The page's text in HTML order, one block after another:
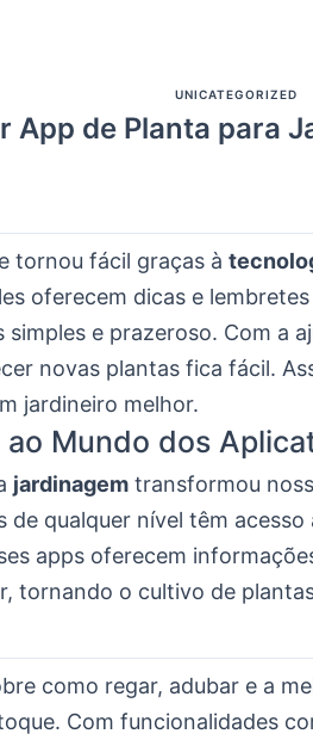
UNICATEGORIZED
App de Planta para
tornou fácil graças à
oferecem dicas e
e prazeroso. Com a
novas plantas fica fácil.
jardineiro melhor.
Mundo dos
jardinagem transformou
de qualquer nível têm
apps oferecem
tornando o cultivo de
como regar, adubar e a
Com funcionalidades